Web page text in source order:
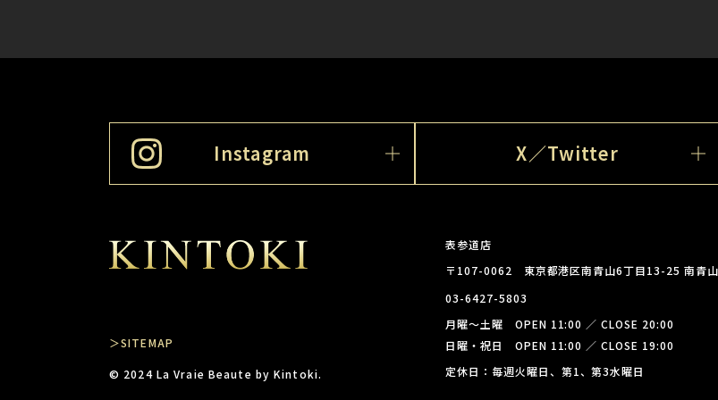
Instagram X／Twitter
表参道店
〒107-0062 東京都港区南青山6丁目13-25 南青
03-6427-5803
月曜～土曜 OPEN 11:00 ／ CLOSE 20:00
日曜・祝日 OPEN 11:00 ／ CLOSE 19:00
定休日：毎週火曜日、第1、第3水曜日
＞SITEMAP
© 2024 La Vraie Beaute by Kintoki.